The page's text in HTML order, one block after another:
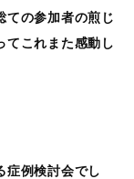
ての参加者の煎じ
てこれまた感動し
症例検討会でし